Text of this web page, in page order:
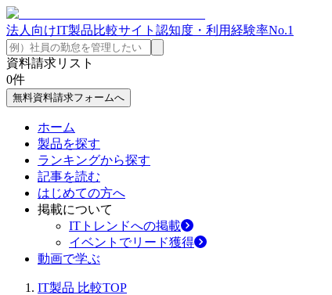
法人向けIT製品比較サイト 認知度・利用経験率No.1
資料請求リスト
0件
無料資料請求フォームへ
ホーム
製品を探す
ランキングから探す
記事を読む
はじめての方へ
掲載について
ITトレンドへの掲載
イベントでリード獲得
動画で学ぶ
IT製品 比較TOP